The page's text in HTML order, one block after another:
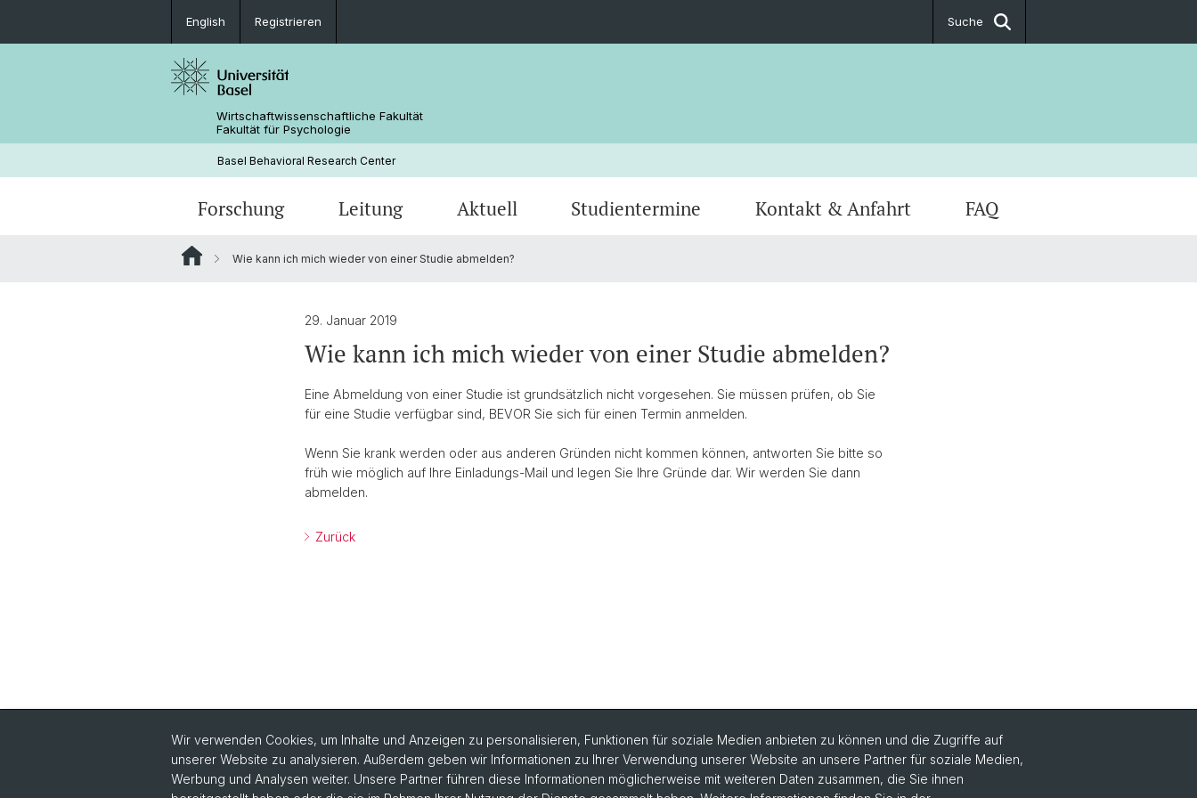
English Registrieren Suche
Wirtschaftwissenschaftliche Fakultät
Fakultät für Psychologie
Basel Behavioral Research Center
Forschung Leitung Aktuell Studientermine Kontakt & Anfahrt FAQ
Wie kann ich mich wieder von einer Studie abmelden?
29. Januar 2019
Wie kann ich mich wieder von einer Studie abmelden?
Eine Abmeldung von einer Studie ist grundsätzlich nicht vorgesehen. Sie müssen prüfen, ob Sie
für eine Studie verfügbar sind, BEVOR Sie sich für einen Termin anmelden.
Wenn Sie krank werden oder aus anderen Gründen nicht kommen können, antworten Sie bitte so
früh wie möglich auf Ihre Einladungs-Mail und legen Sie Ihre Gründe dar. Wir werden Sie dann
abmelden.
Zurück
Wir verwenden Cookies, um Inhalte und Anzeigen zu personalisieren, Funktionen für soziale Medien anbieten zu können und die Zugriffe auf
unserer Website zu analysieren. Außerdem geben wir Informationen zu Ihrer Verwendung unserer Website an unsere Partner für soziale Medien,
Werbung und Analysen weiter. Unsere Partner führen diese Informationen möglicherweise mit weiteren Daten zusammen, die Sie ihnen